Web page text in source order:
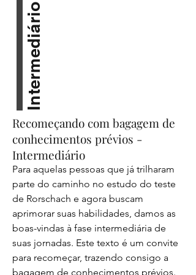
fornecer o apoio necessário para que
você se sinta confiante em sua jornada.
Soluções Transformadoras:
   - Curso de Capacitação de 30 Horas:
Imagine-se adquirindo conhecimentos
sólidos e práticos sobre o teste de
Rorschach em um ambiente acolhedor.
Nosso Curso de Capacitação de 30
Horas foi desenhado para
proporcionar uma experiência de
aprendizado gradual e eficaz,
oferecendo uma base sólida para sua
prática.
   - Aulas Gravadas para Urgência: Se a
urgência é uma prioridade, nossas
Aulas Gravadas oferecem a
Intermediário
Recomeçando com bagagem de
conhecimentos prévios -
Intermediário
Para aquelas pessoas que já trilharam
parte do caminho no estudo do teste
de Rorschach e agora buscam
aprimorar suas habilidades, damos as
boas-vindas à fase intermediária de
suas jornadas. Este texto é um convite
para recomeçar, trazendo consigo a
bagagem de conhecimentos prévios.